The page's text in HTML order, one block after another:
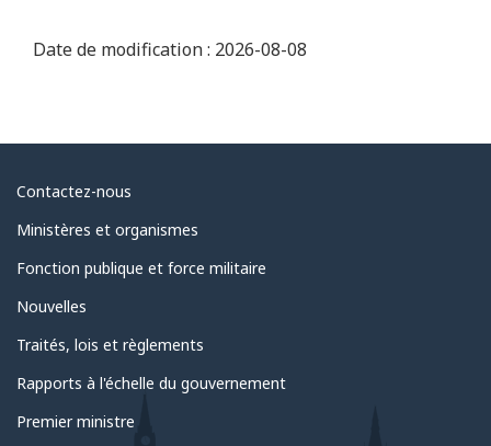
Date de modification : 2026-08-08
Au
sujet
du
gouvernement
Contactez-nous
Ministères et organismes
Fonction publique et force militaire
Nouvelles
Traités, lois et règlements
Rapports à l'échelle du gouvernement
Premier ministre